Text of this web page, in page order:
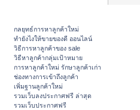
กลยุทธ์การหาลูกค้าใหม่
ทํายังไงให้ขายของดี ออนไลน์
วิธีการหาลูกค้าของ sale
วิธีหาลูกค้ากลุ่มเป้าหมาย
การหาลูกค้าใหม่ รักษาลูกค้าเก่า
ช่องทางการเข้าถึงลูกค้า
เพิ่มฐานลูกค้าใหม่
รวมเว็บลงประกาศฟรี ล่าสุด
รวมเว็บประกาศฟรี